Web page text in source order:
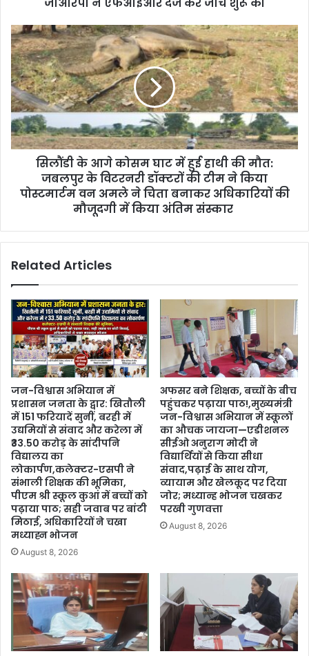
s
जीआरपी ने एफआईआर दर्ज कर जांच शुरू की
सिलौंडी के आगे कोसम घाट में हुई हाथी की मौत:
जबलपुर के विटरनरी डॉक्टरों की टीम ने किया
पोस्टमार्टम वन अमले ने चिता बनाकर अधिकारियों की
मौजूदगी में किया अंतिम संस्कार
Related Articles
जन-विश्वास अभियान में
प्रशासन जनता के द्वार: खितौली
में 151 फरियादें सुनीं, बरही में
उद्यमियों से संवाद और करेला में
₹33.50 करोड़ के सांदीपनि
विद्यालय का
लोकार्पण,कलेक्टर-एसपी ने
संभाली शिक्षक की भूमिका,
पीएम श्री स्कूल कुआं में बच्चों को
पढ़ाया पाठ; सही जवाब पर बांटी
मिठाई, अधिकारियों ने चखा
मध्याह्न भोजन
August 8, 2026
अफसर बने शिक्षक, बच्चों के बीच
पहुंचकर पढ़ाया पाठ!,मुख्यमंत्री
जन-विश्वास अभियान में स्कूलों
का औचक जायजा—एडीशनल
सीईओ अनुराग मोदी ने
विद्यार्थियों से किया सीधा
संवाद,पढ़ाई के साथ योग,
व्यायाम और खेलकूद पर दिया
जोर; मध्यान्ह भोजन चखकर
परखी गुणवत्ता
August 8, 2026